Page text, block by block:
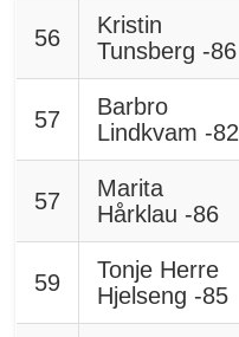
56
Kristin
Tunsberg -86
57
Barbro
Lindkvam -82
57
Marita
Hårklau -86
59
Tonje Herre
Hjelseng -85